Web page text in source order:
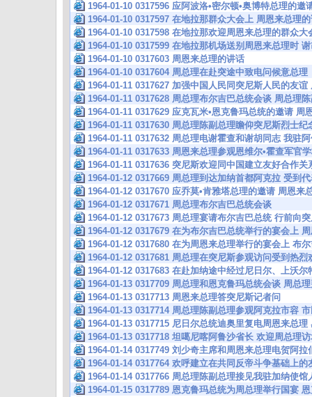
1964-01-10 0317596 应阿波洛•密尔顿•奥博特总理的
1964-01-10 0317597 在地拉那群众大会上 周恩来总理
1964-01-10 0317598 在地拉那欢迎周恩来总理的群众
1964-01-10 0317599 在地拉那机场送别周恩来总理时
1964-01-10 0317603 周恩来总理的讲话
1964-01-10 0317604 周总理在赴突途中致电问候意总理
1964-01-11 0317627 加强中国人民同突尼斯人民的友
1964-01-11 0317628 周总理布尔吉巴总统会谈 周总理
1964-01-11 0317629 应克瓦米•恩克鲁玛总统的邀请 周
1964-01-11 0317630 周总理陈副总理瞻仰突尼斯烈士纪
1964-01-11 0317632 周总理电谢霍查和谢胡同志 我驻
1964-01-11 0317633 周恩来总理参观恩维尔•霍查军官
1964-01-11 0317636 突尼斯欢迎同中国建立友好合作
1964-01-12 0317669 周总理到达加纳首都阿克拉 受到
1964-01-12 0317670 应乔莫•肯雅塔总理的邀请 周恩来
1964-01-12 0317671 周总理布尔吉巴总统会谈
1964-01-12 0317673 周总理宴请布尔吉巴总统 行前向
1964-01-12 0317679 在为布尔吉巴总统举行的宴会上
1964-01-12 0317680 在为周恩来总理举行的宴会上 布
1964-01-12 0317681 周总理在突尼斯参观访问受到热
1964-01-12 0317683 在赴加纳途中经过尼日尔、上沃
1964-01-13 0317709 周总理和恩克鲁玛总统会谈 周总
1964-01-13 0317713 周恩来总理答突尼斯记者问
1964-01-13 0317714 周总理陈副总理参观阿克拉市容
1964-01-13 0317715 尼日尔总统迪奥里复电周恩来总
1964-01-13 0317718 坦噶尼喀阿鲁沙省长 欢迎周总理
1964-01-14 0317749 刘少奇主席和周恩来总理电贺阿拉
1964-01-14 0317764 欢呼建立在共同反帝斗争基础上
1964-01-14 0317766 周总理陈副总理接见我驻加纳使馆
1964-01-15 0317789 恩克鲁玛总统为周总理举行国宴